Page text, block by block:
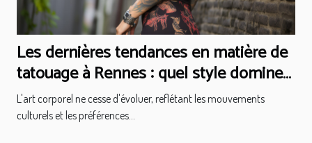
Les dernières tendances en matière de
tatouage à Rennes : quel style domine
en 2023 ?
L'art corporel ne cesse d'évoluer, reflétant les mouvements
culturels et les préférences...